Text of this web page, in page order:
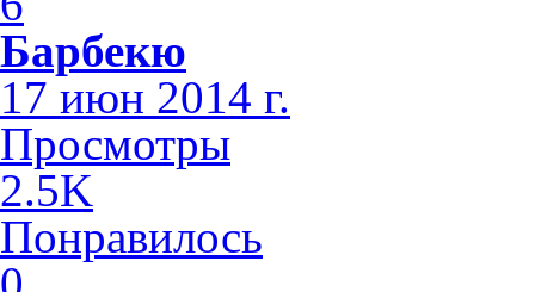
Барбекю
17 июн 2014 г.
Просмотры
2.5K
Понравилось